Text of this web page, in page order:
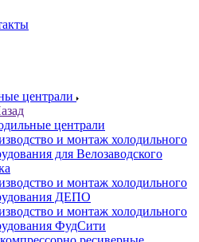
централи
централи
и монтаж холодильного
для Велозаводского
и монтаж холодильного
ДЕПО
и монтаж холодильного
ФудСити